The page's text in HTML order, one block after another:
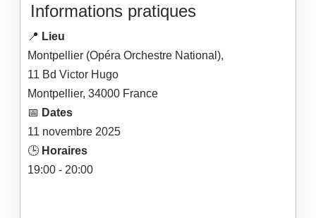
Informations pratiques
📍 Lieu
Montpellier (Opéra Orchestre National),
11 Bd Victor Hugo
Montpellier, 34000 France
📅 Dates
11 novembre 2025
🕒 Horaires
19:00 - 20:00